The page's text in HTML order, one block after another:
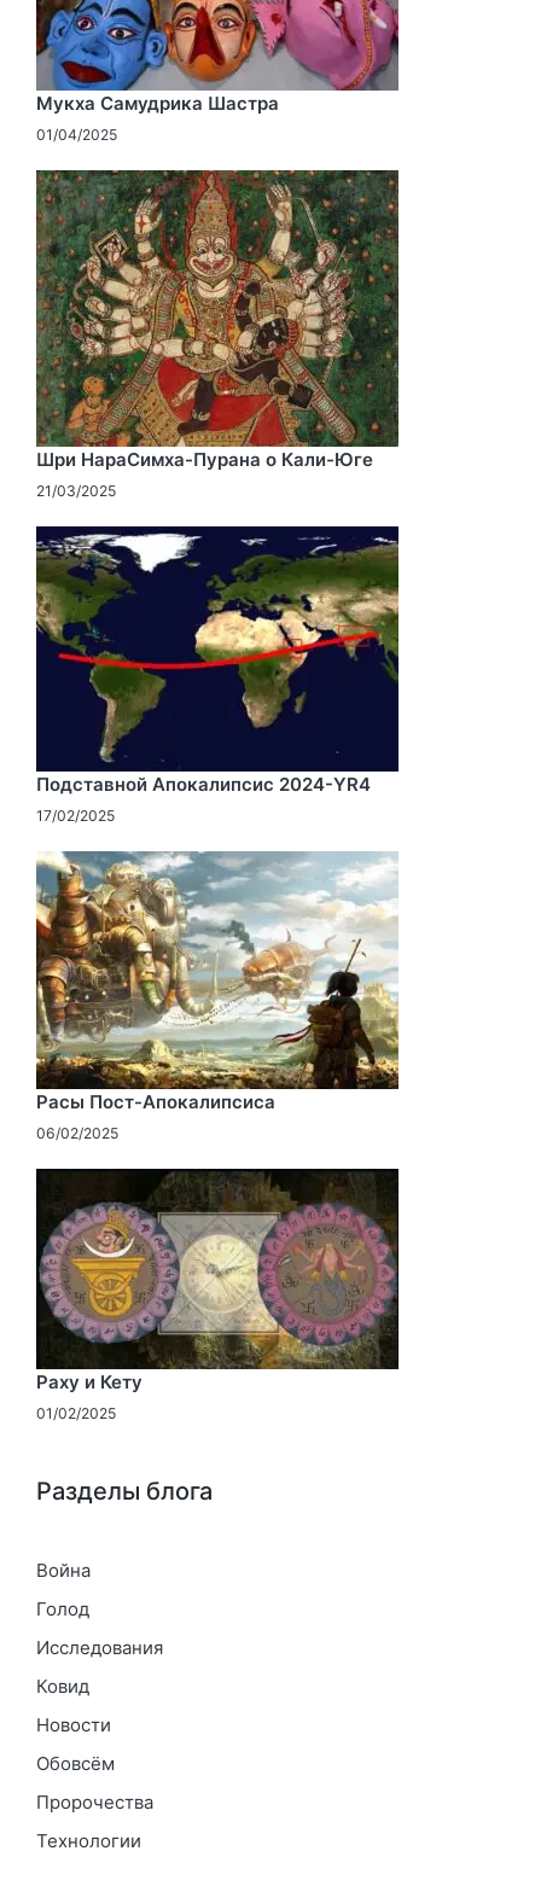
Мукха Самудрика Шастра
01/04/2025
Шри НараСимха-Пурана о Кали-Юге
21/03/2025
Подставной Апокалипсис 2024-YR4
17/02/2025
Расы Пост-Апокалипсиса
06/02/2025
Раху и Кету
01/02/2025
Разделы блога
Война
Голод
Исследования
Ковид
Новости
Обовсём
Пророчества
Технологии